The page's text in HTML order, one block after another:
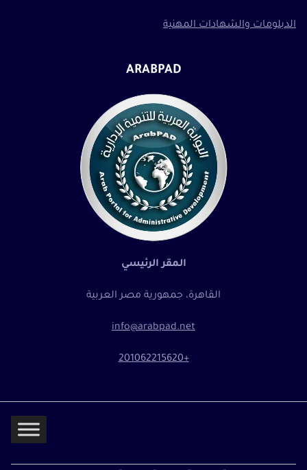
الدبلومات والشهادات المهنية
ARABPAD
المقر الرئيسي
القاهرة، جمهورية مصر العربية
info@arabpad.net
+201062215620